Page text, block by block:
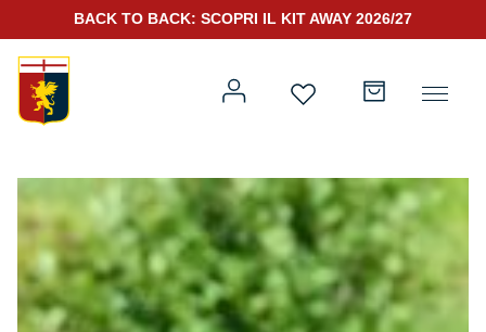
Prima squadra
Kit Gara 2026/27
Training
BACK TO BACK: SCOPRI IL KIT AWAY 2026/27